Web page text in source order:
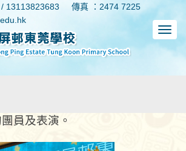
13113823683
傳真 ：2474 7225
員及表演。